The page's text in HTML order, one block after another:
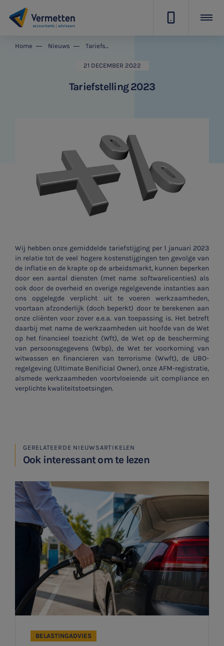
Home Nieuws Tariefstelling 2023
21 DECEMBER 2022
Tariefstelling 2023
Wij hebben onze gemiddelde tariefstijging per 1 januari 2023
in relatie tot de veel hogere kostenstijgingen ten gevolge van
de inflatie en de krapte op de arbeidsmarkt, kunnen beperken
door een aantal diensten (met name softwarelicenties) als
ook door de overheid en overige regelgevende instanties aan
ons opgelegde verplicht uit te voeren werkzaamheden,
voortaan afzonderlijk (doch beperkt) door te berekenen aan
onze cliënten voor zover e.e.a. van toepassing is. Het betreft
daarbij met name de werkzaamheden uit hoofde van de Wet
op het financieel toezicht (Wft), de Wet op de bescherming
van persoonsgegevens (Wbp), de Wet ter voorkoming van
witwassen en financieren van terrorisme (Wwft), de UBO-
regelgeving (Ultimate Benificial Owner), onze AFM-registratie,
alsmede werkzaamheden voortvloeiende uit compliance en
verplichte kwaliteitstoetsingen.
GERELATEERDE NIEUWSARTIKELEN
Ook interessant om te lezen
BELASTINGADVIES